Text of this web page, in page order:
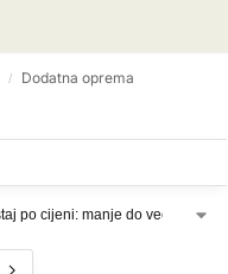
/ Dodatna oprema